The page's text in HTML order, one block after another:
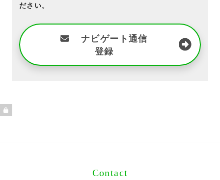
ださい。
ナビゲート通信
登録
Contact